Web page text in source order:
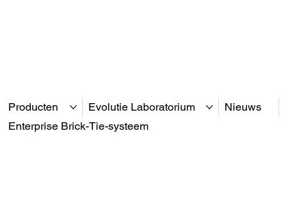
Producten Evolutie Laboratorium Nieuws
Enterprise Brick-Tie-systeem